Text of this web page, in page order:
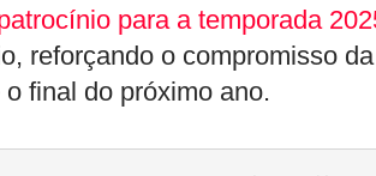
para a temporada
reforçando o compromisso
final do próximo ano.